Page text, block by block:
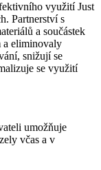
využití Just
Partnerství s
a součástek
a eliminovaly
snižují se
se využití
umožňuje
včas a v